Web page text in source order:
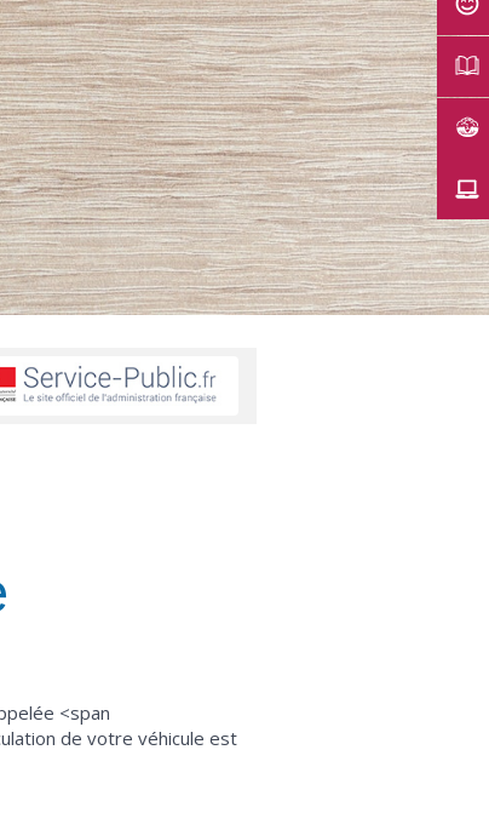
<span
de votre véhicule est